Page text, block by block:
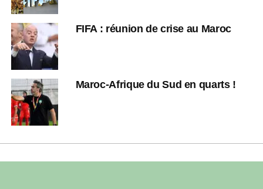
FIFA : réunion de crise au Maroc
Maroc-Afrique du Sud en quarts !